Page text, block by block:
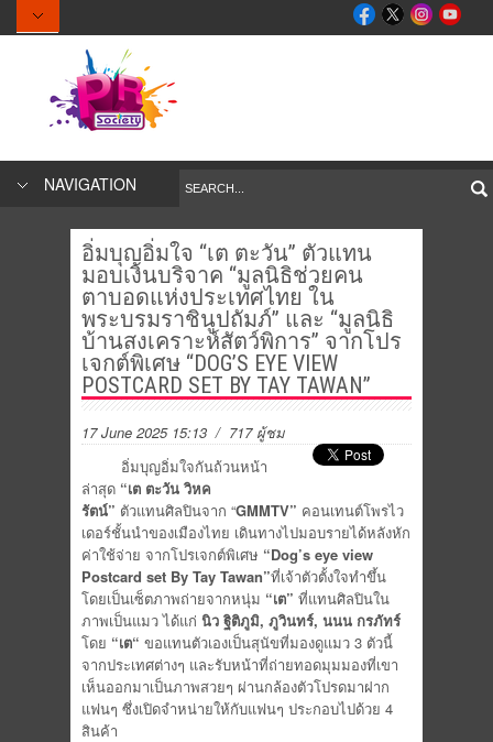
NAVIGATION
อิ่มบุญอิ่มใจ “เต ตะวัน” ตัวแทน
มอบเงินบริจาค “มูลนิธิช่วยคน
ตาบอดแห่งประเทศไทย ใน
พระบรมราชินูปถัมภ์” และ “มูลนิธิ
บ้านสงเคราะห์สัตว์พิการ” จากโปร
เจกต์พิเศษ “DOG’S EYE VIEW
POSTCARD SET BY TAY TAWAN”
17 June 2025 15:13 / 717 ผู้ชม
อิ่มบุญอิ่มใจกันถ้วนหน้า
ล่าสุด “เต ตะวัน วิหค
รัตน์” ตัวแทนศิลปินจาก “GMMTV” คอนเทนต์โพรไว
เดอร์ชั้นนำของเมืองไทย เดินทางไปมอบรายได้หลังหัก
ค่าใช้จ่าย จากโปรเจกต์พิเศษ “Dog’s eye view
Postcard set By Tay Tawan”ที่เจ้าตัวตั้งใจทำขึ้น
โดยเป็นเซ็ตภาพถ่ายจากหนุ่ม “เต” ที่แทนศิลปินใน
ภาพเป็นแมว ได้แก่ นิว ฐิติภูมิ, ภูวินทร์, นนน กรภัทร์
โดย “เต“ ขอแทนตัวเองเป็นสุนัขที่มองดูแมว 3 ตัวนี้
จากประเทศต่างๆ และรับหน้าที่ถ่ายทอดมุมมองที่เขา
เห็นออกมาเป็นภาพสวยๆ ผ่านกล้องตัวโปรดมาฝาก
แฟนๆ ซึ่งเปิดจำหน่ายให้กับแฟนๆ ประกอบไปด้วย 4
สินค้า